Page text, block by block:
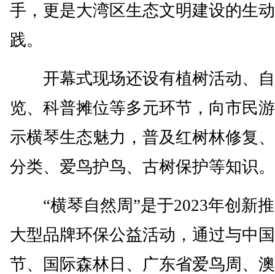
手，更是大湾区生态文明建设的生
践。
开幕式现场还设有植树活动、
览、科普摊位等多元环节，向市民
示横琴生态魅力，普及红树林修复
分类、爱鸟护鸟、古树保护等知识。
“横琴自然周”是于2023年创新
大型品牌环保公益活动，通过与中
节、国际森林日、广东省爱鸟周、